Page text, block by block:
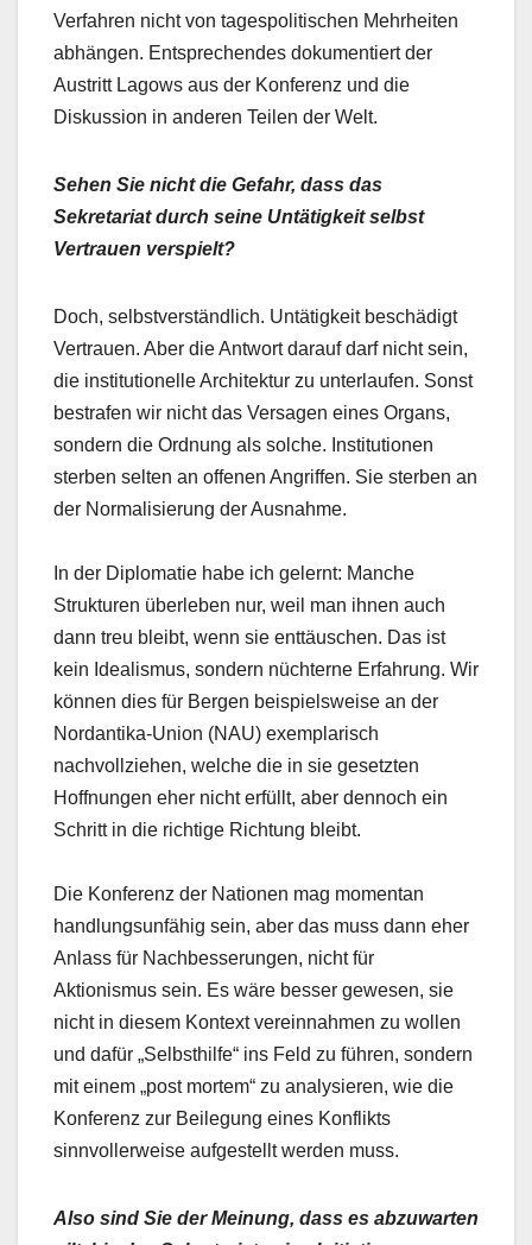
Verfahren nicht von tagespolitischen Mehrheiten
abhängen. Entsprechendes dokumentiert der
Austritt Lagows aus der Konferenz und die
Diskussion in anderen Teilen der Welt.
Sehen Sie nicht die Gefahr, dass das
Sekretariat durch seine Untätigkeit selbst
Vertrauen verspielt?
Doch, selbstverständlich. Untätigkeit beschädigt
Vertrauen. Aber die Antwort darauf darf nicht sein,
die institutionelle Architektur zu unterlaufen. Sonst
bestrafen wir nicht das Versagen eines Organs,
sondern die Ordnung als solche. Institutionen
sterben selten an offenen Angriffen. Sie sterben an
der Normalisierung der Ausnahme.
In der Diplomatie habe ich gelernt: Manche
Strukturen überleben nur, weil man ihnen auch
dann treu bleibt, wenn sie enttäuschen. Das ist
kein Idealismus, sondern nüchterne Erfahrung. Wir
können dies für Bergen beispielsweise an der
Nordantika-Union (NAU) exemplarisch
nachvollziehen, welche die in sie gesetzten
Hoffnungen eher nicht erfüllt, aber dennoch ein
Schritt in die richtige Richtung bleibt.
Die Konferenz der Nationen mag momentan
handlungsunfähig sein, aber das muss dann eher
Anlass für Nachbesserungen, nicht für
Aktionismus sein. Es wäre besser gewesen, sie
nicht in diesem Kontext vereinnahmen zu wollen
und dafür „Selbsthilfe“ ins Feld zu führen, sondern
mit einem „post mortem“ zu analysieren, wie die
Konferenz zur Beilegung eines Konflikts
sinnvollerweise aufgestellt werden muss.
Also sind Sie der Meinung, dass es abzuwarten